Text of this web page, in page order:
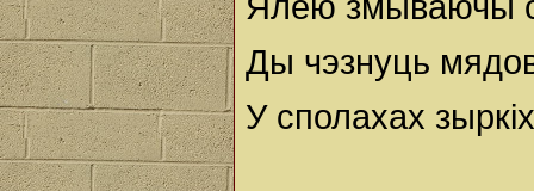
Ды чэзнуць
У сполахах